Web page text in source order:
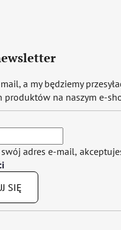
a my będziemy
produktów na naszym e-
adres e-mail,
SIĘ